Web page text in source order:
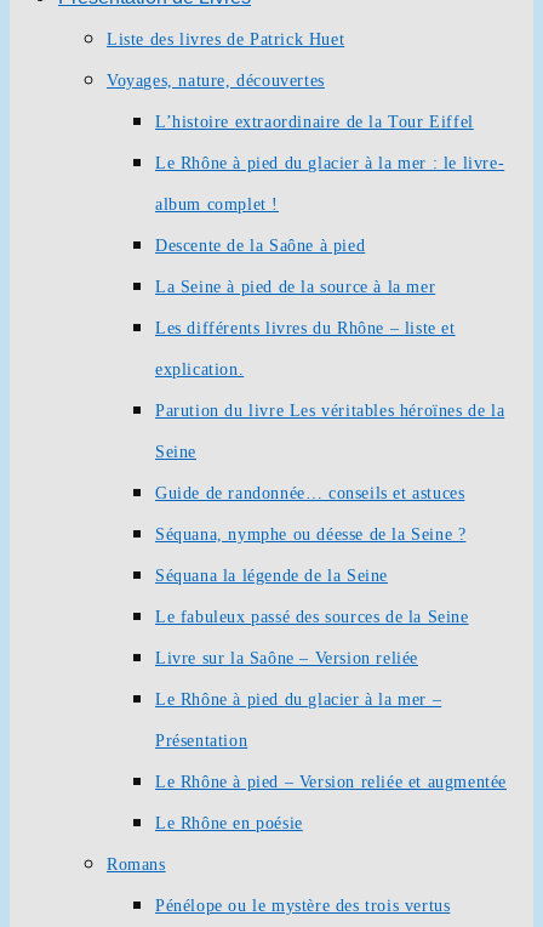
Liste des livres de Patrick Huet
Voyages, nature, découvertes
L’histoire extraordinaire de la Tour Eiffel
Le Rhône à pied du glacier à la mer : le livre-
album complet !
Descente de la Saône à pied
La Seine à pied de la source à la mer
Les différents livres du Rhône – liste et
explication.
Parution du livre Les véritables héroïnes de la
Seine
Guide de randonnée… conseils et astuces
Séquana, nymphe ou déesse de la Seine ?
Séquana la légende de la Seine
Le fabuleux passé des sources de la Seine
Livre sur la Saône – Version reliée
Le Rhône à pied du glacier à la mer –
Présentation
Le Rhône à pied – Version reliée et augmentée
Le Rhône en poésie
Romans
Pénélope ou le mystère des trois vertus